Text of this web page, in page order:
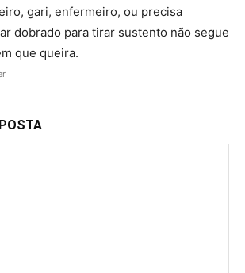
gari, enfermeiro, ou precisa
dobrado para tirar sustento não segue
que queira.